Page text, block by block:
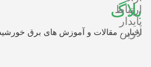
بلاگ
اخبار ، مقالات و آموزش های برق